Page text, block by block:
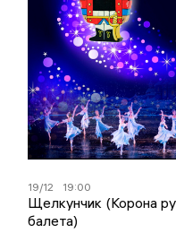
19/12 19:00
Щелкунчик (Корона
балета)